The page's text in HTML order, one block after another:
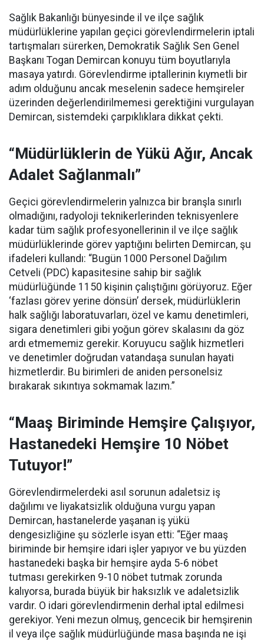
Sağlık Bakanlığı bünyesinde il ve ilçe sağlık
müdürlüklerine yapılan geçici görevlendirmelerin iptali
tartışmaları sürerken, Demokratik Sağlık Sen Genel
Başkanı Togan Demircan konuyu tüm boyutlarıyla
masaya yatırdı. Görevlendirme iptallerinin kıymetli bir
adım olduğunu ancak meselenin sadece hemşireler
üzerinden değerlendirilmemesi gerektiğini vurgulayan
Demircan, sistemdeki çarpıklıklara dikkat çekti.
“Müdürlüklerin de Yükü Ağır, Ancak
Adalet Sağlanmalı”
Geçici görevlendirmelerin yalnızca bir branşla sınırlı
olmadığını, radyoloji teknikerlerinden teknisyenlere
kadar tüm sağlık profesyonellerinin il ve ilçe sağlık
müdürlüklerinde görev yaptığını belirten Demircan, şu
ifadeleri kullandı: “Bugün 1000 Personel Dağılım
Cetveli (PDC) kapasitesine sahip bir sağlık
müdürlüğünde 1150 kişinin çalıştığını görüyoruz. Eğer
‘fazlası görev yerine dönsün’ dersek, müdürlüklerin
halk sağlığı laboratuvarları, özel ve kamu denetimleri,
sigara denetimleri gibi yoğun görev skalasını da göz
ardı etmememiz gerekir. Koruyucu sağlık hizmetleri
ve denetimler doğrudan vatandaşa sunulan hayati
hizmetlerdir. Bu birimleri de aniden personelsiz
bırakarak sıkıntıya sokmamak lazım.”
“Maaş Biriminde Hemşire Çalışıyor,
Hastanedeki Hemşire 10 Nöbet
Tutuyor!”
Görevlendirmelerdeki asıl sorunun adaletsiz iş
dağılımı ve liyakatsizlik olduğuna vurgu yapan
Demircan, hastanelerde yaşanan iş yükü
dengesizliğine şu sözlerle isyan etti: “Eğer maaş
biriminde bir hemşire idari işler yapıyor ve bu yüzden
hastanedeki başka bir hemşire ayda 5-6 nöbet
tutması gerekirken 9-10 nöbet tutmak zorunda
kalıyorsa, burada büyük bir haksızlık ve adaletsizlik
vardır. O idari görevlendirmenin derhal iptal edilmesi
gerekiyor. Yeni mezun olmuş, gencecik bir hemşirenin
il veya ilçe sağlık müdürlüğünde masa başında ne işi